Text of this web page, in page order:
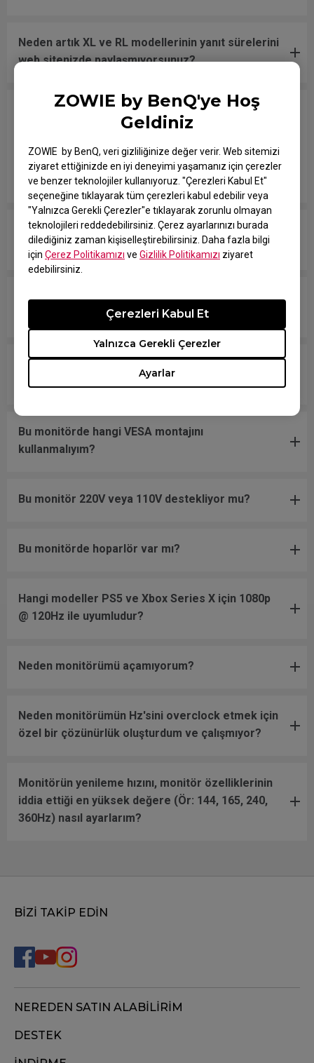
ZOWIE by BenQ'ye Hoş
Geldiniz
ZOWIE by BenQ, veri gizliliğinize değer verir. Web sitemizi
ziyaret ettiğinizde en iyi deneyimi yaşamanız için çerezler
ve benzer teknolojiler kullanıyoruz. "Çerezleri Kabul Et"
seçeneğine tıklayarak tüm çerezleri kabul edebilir veya
"Yalnızca Gerekli Çerezler"e tıklayarak zorunlu olmayan
teknolojileri reddedebilirsiniz. Çerez ayarlarınızı burada
dilediğiniz zaman kişiselleştirebilirsiniz. Daha fazla bilgi
için Çerez Politikamızı ve Gizlilik Politikamızı ziyaret
edebilirsiniz.
Ayarlar
Yalnızca Gerekli Çerezler
Çerezleri Kabul Et
Neden artık XL ve RL modellerinin yanıt sürelerini
web sitenizde paylaşmıyorsunuz?
Resmi bir tepki süresi spesifikasyonu artık
mevcut olmadığından, monitörlerinizi diğer
markaların modelleriyle karşılaştırırken kontrol
etmem gereken diğer tepki ile ilgili hangi
spesifikasyonlar var?
Tüm ZOWIE monitörler mi yoksa sadece belirli
modeller mi cıvasız?
Hangi modeller PS5 ve Xbox Series X/S için
Değişken Yenileme Hızı (VRR) ile uyumludur?
Monitörüm NVIDIA G-Sync Compatible destekliyor
Bu monitörde hangi VESA montajını
kullanmalıyım?
Bu monitör 220V veya 110V destekliyor mu?
Bu monitörde hoparlör var mı?
Hangi modeller PS5 ve Xbox Series X için 1080p
@ 120Hz ile uyumludur?
Neden monitörümü açamıyorum?
Neden monitörümün Hz'sini overclock etmek için
özel bir çözünürlük oluşturdum ve çalışmıyor?
Monitörün yenileme hızını, monitör özelliklerinin
iddia ettiği en yüksek değere (Ör: 144, 165, 240,
360Hz) nasıl ayarlarım?
BİZİ TAKİP EDİN
NEREDEN SATIN ALABİLİRİM
DESTEK